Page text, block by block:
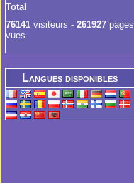
Total
76141 visiteurs - 261927 pages
vues
Langues disponibles